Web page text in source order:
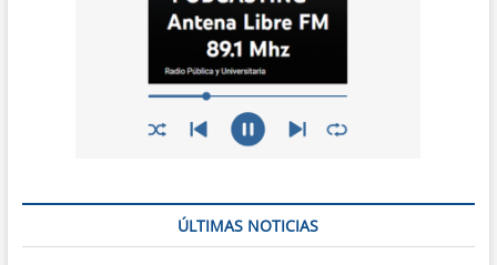
ÚLTIMAS NOTICIAS